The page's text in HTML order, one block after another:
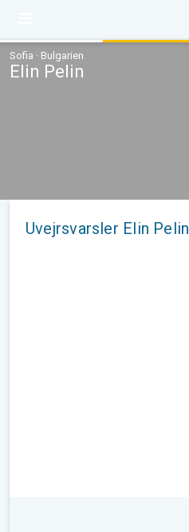
Sofia · Bulgarien
Elin Pelin
Uvejrsvarsler Elin Pelin